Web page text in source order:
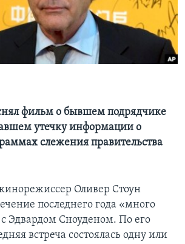
фильм о бывшем подрядчике
утечку информации о
слежения правительства
Оливер Стоун
последнего года «много
с Эдвардом Сноуденом. По его
встреча состоялась одну или